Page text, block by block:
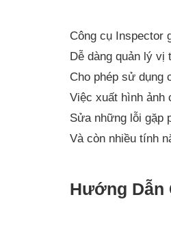
Công cụ Inspector
Dễ dàng quản lý
Cho phép sử dụng
Việc xuất hình ảnh
Sửa những lỗi gặp
Và còn nhiều tính
Hướng Dẫn